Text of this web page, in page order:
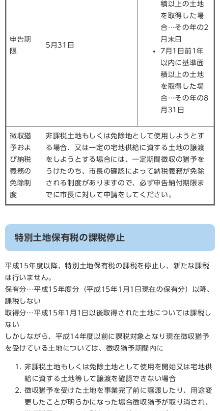
申告期
限
5月31日
積以上の土地
を取得した場
合…その年の2
月末日
7月1日前1年
以内に基準面
積以上の土地
を取得した場
合…その年の8
月31日
徴収猶
予およ
び納税
義務の
免除制
度
非課税土地もしくは免除地として使用しようとす
る場合、又は一定の宅地供給に資する土地の譲渡
をしようとする場合には、一定期間徴収の猶予を
うけたのち、市長の確認によって納税義務が免除
される制度がありますので、必ず申告納付期限ま
でに市長に対して申請をしてください。
特別土地保有税の課税停止
平成15年度以降、特別土地保有税の課税を停止し、新たな課税
は行いません。
保有分…平成15年度分（平成15年1月1日現在の保有分）以降、
課税しない
取得分…平成15年1月1日以後取得された土地については課税し
ない
しかしながら、平成14年度以前に課税対象となり現在徴収猶予
を受けている土地については、徴収猶予期間内に
非課税土地もしくは免除土地として使用を開始又は宅地供
給に資する土地等して譲渡を確認できない場合
徴収猶予を受けた土地を事業完了前に譲渡したり、用途変
更したことが明らかになった場合徴収猶予が取り消され、